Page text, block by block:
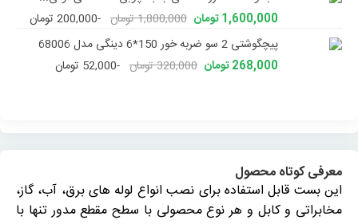
1,600,000 تومان
1,800,000 تومان
-200,000 تومان
پیچگوشتی 2 سو ضربه خور 150*6 دینگی مدل 68006
268,000 تومان
320,000 تومان -52,000 تومان
معرفی کوتاه محصول
این بست قابل استفاده برای نصب انواع لوله های برق، آب، گاز،
مخابراتی و کابل و هر نوع محصولی با سطح مقطع مدور تنها با